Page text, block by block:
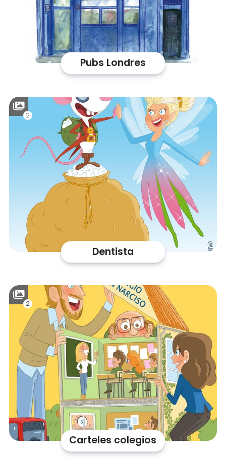
Pubs Londres
Dentista
2
Carteles colegios
2